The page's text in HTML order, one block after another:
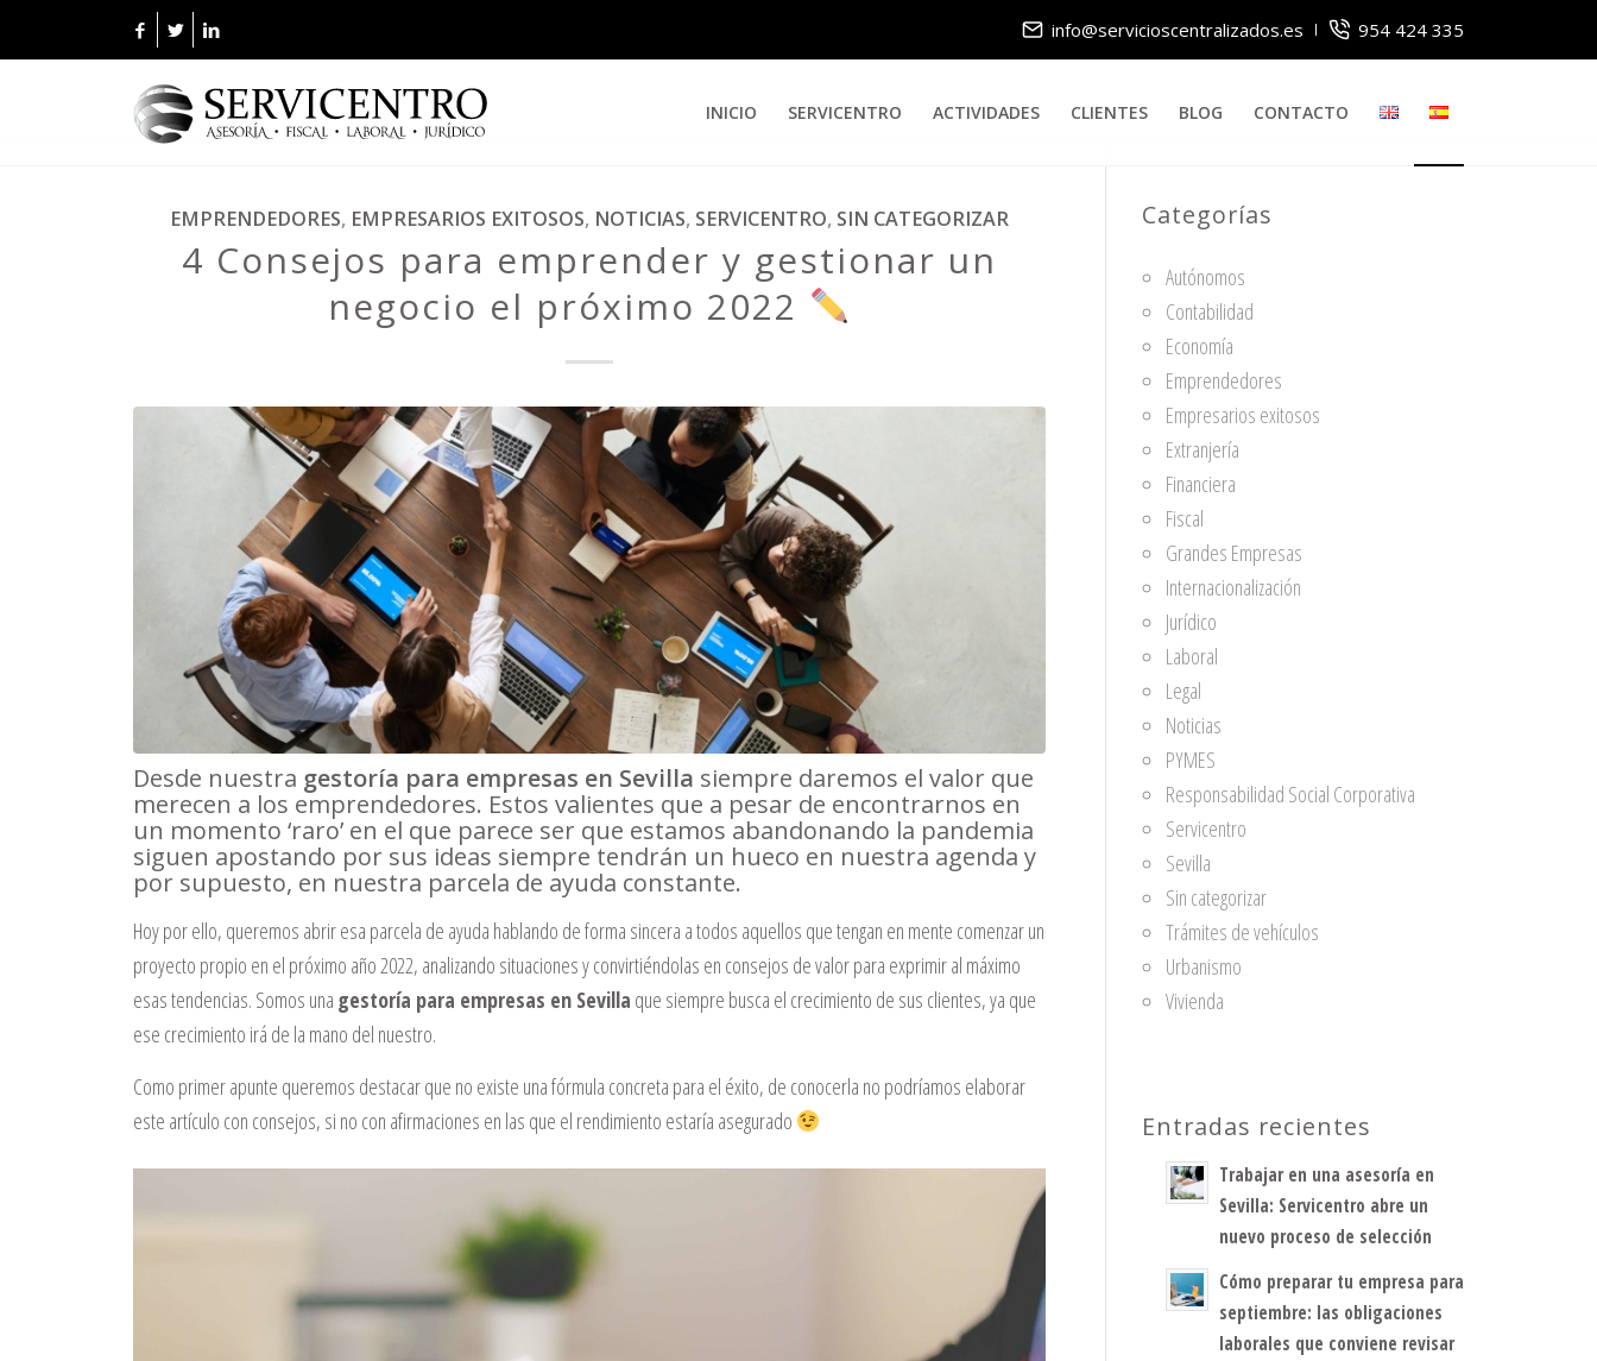
info@servicioscentralizados.es 954 424 335
INICIO SERVICENTRO ACTIVIDADES CLIENTES BLOG CONTACTO
EMPRENDEDORES, EMPRESARIOS EXITOSOS, NOTICIAS, SERVICENTRO, SIN CATEGORIZAR
4 Consejos para emprender y gestionar un
negocio el próximo 2022
Desde nuestra gestoría para empresas en Sevilla siempre daremos el valor que
merecen a los emprendedores. Estos valientes que a pesar de encontrarnos en
un momento ‘raro’ en el que parece ser que estamos abandonando la pandemia
siguen apostando por sus ideas siempre tendrán un hueco en nuestra agenda y
por supuesto, en nuestra parcela de ayuda constante.
Hoy por ello, queremos abrir esa parcela de ayuda hablando de forma sincera a todos aquellos que tengan en mente comenzar un
proyecto propio en el próximo año 2022, analizando situaciones y convirtiéndolas en consejos de valor para exprimir al máximo
esas tendencias. Somos una gestoría para empresas en Sevilla que siempre busca el crecimiento de sus clientes, ya que
ese crecimiento irá de la mano del nuestro.
Como primer apunte queremos destacar que no existe una fórmula concreta para el éxito, de conocerla no podríamos elaborar
este artículo con consejos, si no con afirmaciones en las que el rendimiento estaría asegurado
Categorías
Autónomos
Contabilidad
Economía
Emprendedores
Empresarios exitosos
Extranjería
Financiera
Fiscal
Grandes Empresas
Internacionalización
Jurídico
Laboral
Legal
Noticias
PYMES
Responsabilidad Social Corporativa
Servicentro
Sevilla
Sin categorizar
Trámites de vehículos
Urbanismo
Vivienda
Entradas recientes
Trabajar en una asesoría en
Sevilla: Servicentro abre un
nuevo proceso de selección
Cómo preparar tu empresa para
septiembre: las obligaciones
laborales que conviene revisar